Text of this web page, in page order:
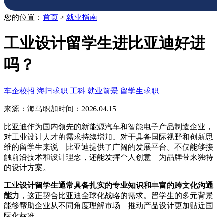
您的位置： 首页 > 就业指南
工业设计留学生进比亚迪好进
吗？
车企校招 海归求职 工科 就业前景 留学生求职
来源：海马职加时间：2026.04.15
比亚迪作为国内领先的新能源汽车和智能电子产品制造企业，
对工业设计人才的需求持续增加。对于具备国际视野和创新思
维的留学生来说，比亚迪提供了广阔的发展平台。不仅能够接
触前沿技术和设计理念，还能发挥个人创意，为品牌带来独特
的设计方案。
工业设计留学生通常具备扎实的专业知识和丰富的跨文化沟通
能力 ，这正契合比亚迪全球化战略的需求。留学生的多元背景
能够帮助企业从不同角度理解市场，推动产品设计更加贴近国